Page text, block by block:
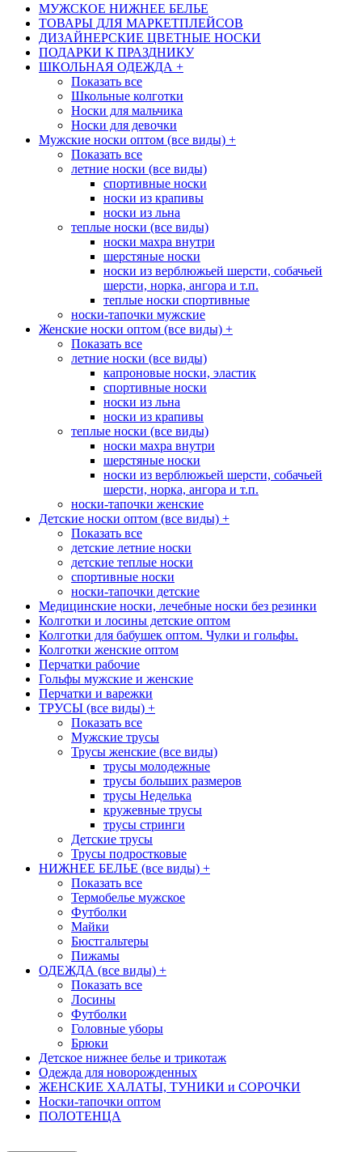
МУЖСКОЕ НИЖНЕЕ БЕЛЬЕ
ТОВАРЫ ДЛЯ МАРКЕТПЛЕЙСОВ
ДИЗАЙНЕРСКИЕ ЦВЕТНЫЕ НОСКИ
ПОДАРКИ К ПРАЗДНИКУ
ШКОЛЬНАЯ ОДЕЖДА +
Показать все
Школьные колготки
Носки для мальчика
Носки для девочки
Мужские носки оптом (все виды) +
Показать все
летние носки (все виды)
спортивные носки
носки из крапивы
носки из льна
теплые носки (все виды)
носки махра внутри
шерстяные носки
носки из верблюжьей шерсти, собачьей
шерсти, норка, ангора и т.п.
теплые носки спортивные
носки-тапочки мужские
Женские носки оптом (все виды) +
Показать все
летние носки (все виды)
капроновые носки, эластик
спортивные носки
носки из льна
носки из крапивы
теплые носки (все виды)
носки махра внутри
шерстяные носки
носки из верблюжьей шерсти, собачьей
шерсти, норка, ангора и т.п.
носки-тапочки женские
Детские носки оптом (все виды) +
Показать все
детские летние носки
детские теплые носки
спортивные носки
носки-тапочки детские
Медицинские носки, лечебные носки без резинки
Колготки и лосины детские оптом
Колготки для бабушек оптом. Чулки и гольфы.
Колготки женские оптом
Перчатки рабочие
Гольфы мужские и женские
Перчатки и варежки
ТРУСЫ (все виды) +
Показать все
Мужские трусы
Трусы женские (все виды)
трусы молодежные
трусы больших размеров
трусы Неделька
кружевные трусы
трусы стринги
Детские трусы
Трусы подростковые
НИЖНЕЕ БЕЛЬЕ (все виды) +
Показать все
Термобелье мужское
Футболки
Майки
Бюстгальтеры
Пижамы
ОДЕЖДА (все виды) +
Показать все
Лосины
Футболки
Головные уборы
Брюки
Детское нижнее белье и трикотаж
Одежда для новорожденных
ЖЕНСКИЕ ХАЛАТЫ, ТУНИКИ и СОРОЧКИ
Носки-тапочки оптом
ПОЛОТЕНЦА